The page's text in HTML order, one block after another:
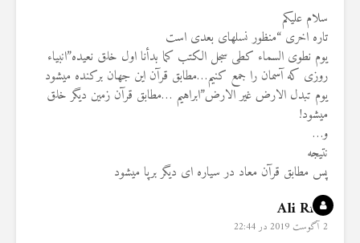
سلام علیکم
تاره اخری “منظور نسلهای بعدی است
یوم نطوی السماء کطی سجل الکتب کما بدأنا اول خلق نعیده”انبیاء
روزی که آسمان را جمع کنیم…مطابق قرآن این جهان برکنده میشود
یوم تبدل الارض غیر الارض”ابراهیم …مطابق قرآن زمین دیگر خلق
میشود!
و…
نتیجه
پس مطابق قرآن معاد در سیاره ای دیگر برپا میشود
Ali Rıza
2 آگوست 2019 در 22:44